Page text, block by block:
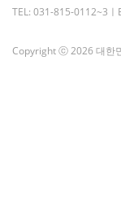
TEL: 031-815-0112~3
Copyright ⓒ 2026 대한